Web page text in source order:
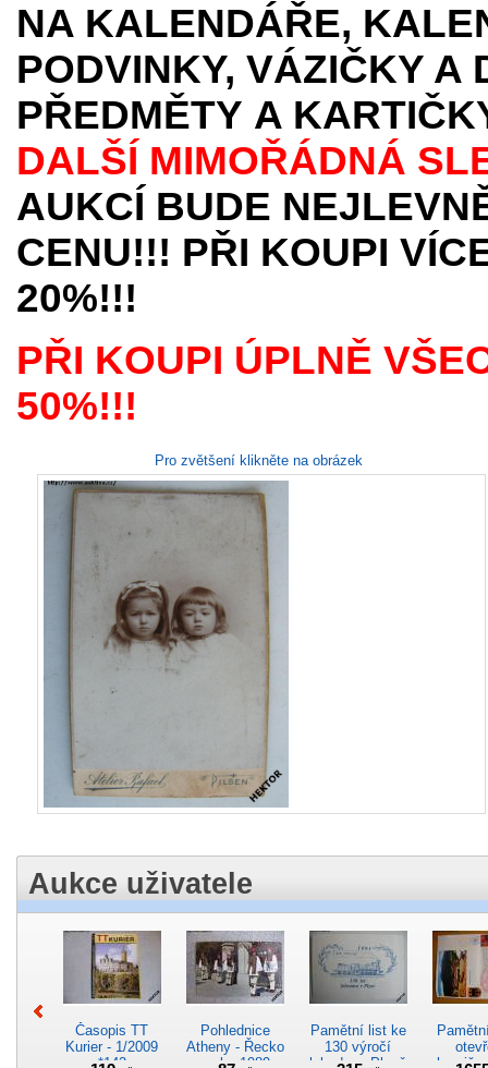
NA KALENDÁŘE,
PODVINKY, VÁZIČKY A
PŘEDMĚTY A
DALŠÍ MIMOŘÁDNÁ
AUKCÍ BUDE
CENU!!! PŘI KOUPI
20%!!!
PŘI KOUPI ÚPLNĚ
50%!!!
Pro zvětšení klikněte na obrázek
Aukce uživatele
Časopis TT
Kurier - 1/2009
*142
Pohlednice
Atheny - Řecko
z roku 1989.
Pamětní list ke
130 výročí
lokodepa Plzeň